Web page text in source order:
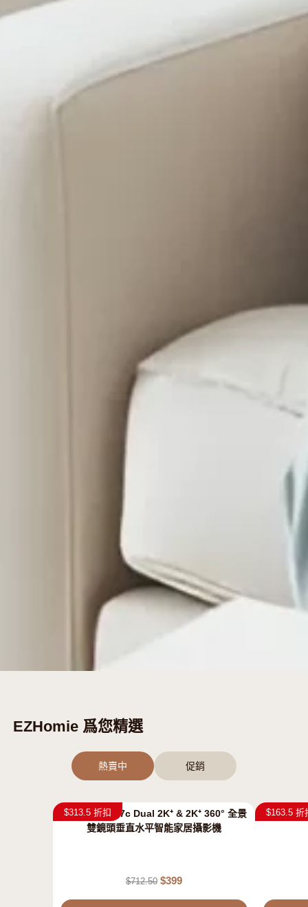
EZHomie 爲您精選
熱賣中 促銷
$313.5 折扣
EZVIZ 螢石 H7c Dual 2K⁺ & 2K⁺ 360° 全景
雙鏡頭垂直水平智能家居攝影機
$712.50 $399
$163.5 折
EZVIZ